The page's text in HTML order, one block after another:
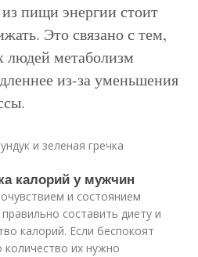
пищи энергии стоит
Это связано с тем,
людей метаболизм
из-за уменьшения
и зеленая гречка
калорий у мужчин
и состоянием
составить диету и
калорий. Если беспокоят
их нужно